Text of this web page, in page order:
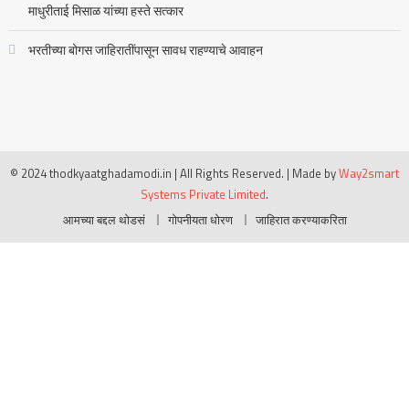
माधुरीताई मिसाळ यांच्या हस्ते सत्कार
भरतीच्या बोगस जाहिरातींपासून सावध राहण्याचे आवाहन
© 2024 thodkyaatghadamodi.in | All Rights Reserved. | Made byWay2smart
Systems Private Limited.
आमच्या बद्दल थोडसं
गोपनीयता धोरण जाहिरात करण्याकरिता